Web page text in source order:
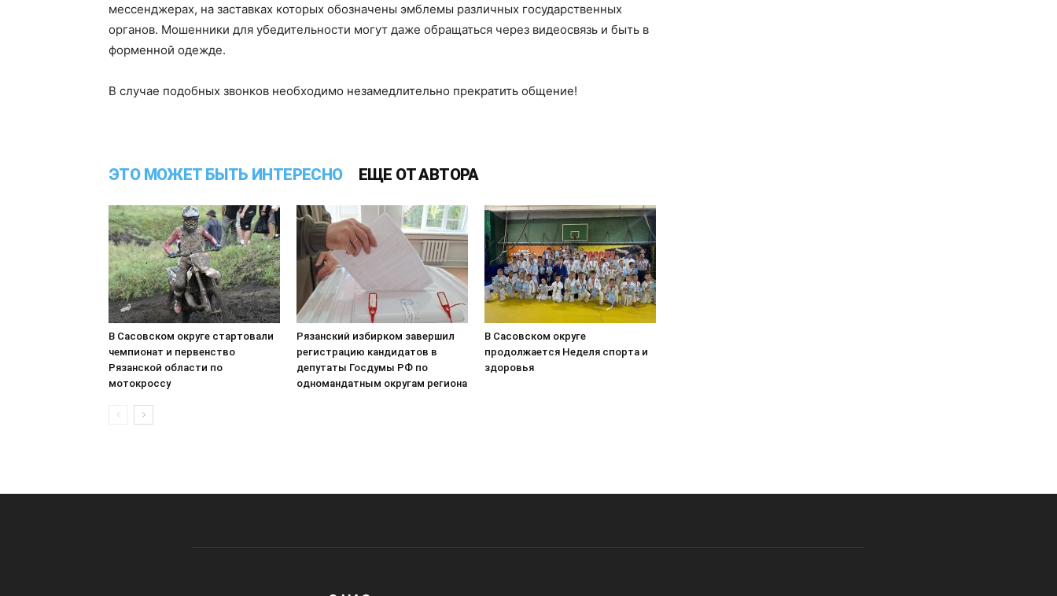
мессенджерах, на заставках которых обозначены эмблемы различных государственных
органов. Мошенники для убедительности могут даже обращаться через видеосвязь и быть в
форменной одежде.
В случае подобных звонков необходимо незамедлительно прекратить общение!
ЭТО МОЖЕТ БЫТЬ ИНТЕРЕСНО ЕЩЕ ОТ АВТОРА
В Сасовском округе стартовали
чемпионат и первенство
Рязанской области по
мотокроссу
Рязанский избирком завершил
регистрацию кандидатов в
депутаты Госдумы РФ по
одномандатным округам региона
В Сасовском округе
продолжается Неделя спорта и
здоровья